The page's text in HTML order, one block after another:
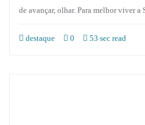
de avançar, olhar. Para melhor viver
destaque 0 53 sec read